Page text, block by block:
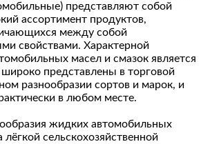
представляют собой
ассортимент продуктов,
между собой
свойствами. Характерной
масел и смазок является
представлены в торговой
разнообразии сортов и марок, и
в любом месте.
жидких автомобильных
лёгкой сельскохозяйственной